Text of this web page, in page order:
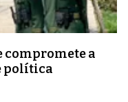
compromete a
política